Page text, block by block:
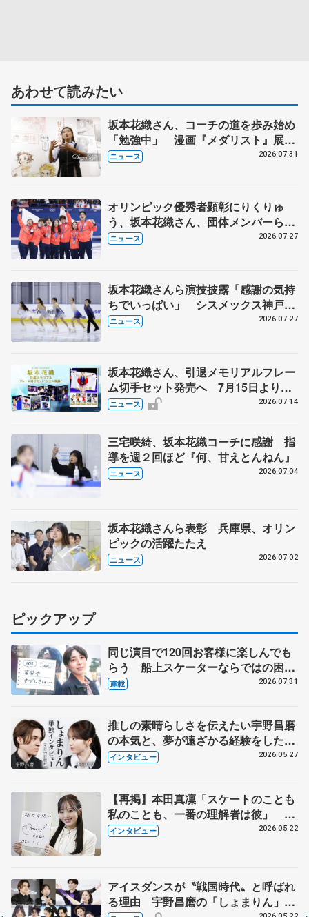
あわせて読みたい
坂本花織さん、コーチの道を歩み始め
「勉強中」 漫画『メダリスト』展覧
会で子どもたちにエール
ニュース 2026.07.31
オリンピック優秀者顕彰にりくりゅ
う、坂本花織さん、団体メンバーら
8月7日に文科省が表彰式、ブルーノ・
ニュース 2026.07.27
坂本花織さんら演技披露「感謝の気持
ちでいっぱい」 シスメックス神戸ア
イスキャンパス開場1周年イベント
ニュース 2026.07.27
坂本花織さん、引退メモリアルフレー
ム切手セット発売へ 7月15日より申
込受付開始
ニュース 2026.07.14
三宅咲綺、坂本花織コーチに感謝 指
導を週２回ほど『何、甘えとんねん』
ニュース 2026.07.04
坂本花織さんら表彰 兵庫県、オリン
ピックの活躍たたえ
ニュース 2026.07.02
ピックアップ
同じ演目で120回お客様に楽しんでも
らう 船上スケーターならではの困難
とは 影響あったPIW前キャプテン松
連載 2026.07.31
推しの素晴らしさを伝えたい宇野昌磨
の本気と、夢が遠ざかる経験をした本
田真凜の覚悟
インタビュー 2026.05.27
【再掲】本田真凜「スケートのことも
私のことも、一番の理解者は彼」 引
退時の単独インタビューで語った競技
インタビュー 2026.05.22
アイスダンスが〝戦国時代〟と呼ばれ
る理由 宇野昌磨の「しょまりん」ら